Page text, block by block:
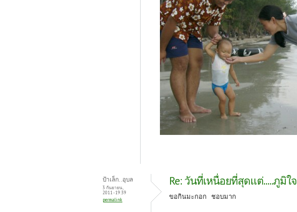
ป้าเล็ก..อุบล
3 กันยายน,
2011 - 19:39
permalink
Re: วันที่เหนื่อยที่สุดแต่.....ภูมิใจ
ขอกินมะกอก ชอบมาก